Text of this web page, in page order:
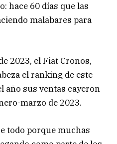
hace 60 días que las
malabares para
2023, el Fiat Cronos,
el ranking de este
año sus ventas cayeron
marzo de 2023.
todo porque muchas